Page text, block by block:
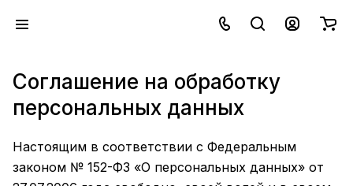
Соглашение на обработку
персональных данных
Настоящим в соответствии с Федеральным
законом № 152-ФЗ «О персональных данных» от